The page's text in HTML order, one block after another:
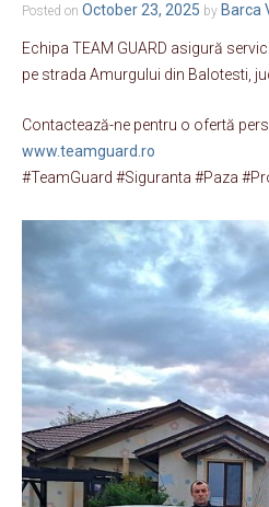
Posted on October 23, 2025 by Barca
Echipa TEAM GUARD asigură
pe strada Amurgului din Balotesti,
Contactează-ne pentru o ofertă
www.teamguard.ro
#TeamGuard #Siguranta #Paza